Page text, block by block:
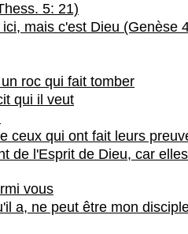
5: 21)
mais c'est Dieu (Genèse
roc qui fait tomber
qui il veut
ceux qui ont fait leurs
de l'Esprit de Dieu, car
vous
a, ne peut être mon